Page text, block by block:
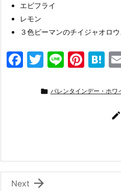
エビフライ
レモン
３色ピーマンのチイジャオロウ
F
o
k
T
itt
Li
e
Pi
er
H
e
a
 バレンタインデー・ホワ


Next